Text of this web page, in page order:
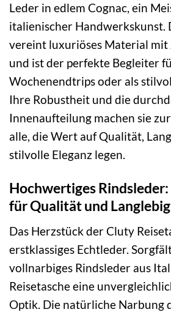
Leder in edlem Cognac, ein
italienischer Handwerkskunst.
vereint luxuriöses Material mit
und ist der perfekte Begleiter
Wochenendtrips oder als
Ihre Robustheit und die
Innenaufteilung machen sie
alle, die Wert auf Qualität,
stilvolle Eleganz legen.
Hochwertiges
für Qualität und
Das Herzstück der Cluty
erstklassiges Echtleder.
vollnarbiges Rindsleder aus
Reisetasche eine
Optik. Die natürliche Narbung